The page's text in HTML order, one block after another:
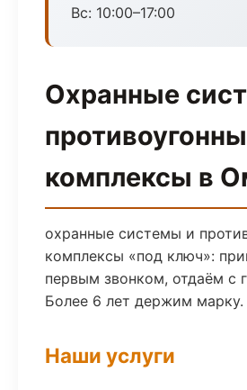
Вс: 10:00–17:00
Охранные
комплексы в
охранные системы и
комплексы «под ключ»:
первым звонком, отдаём с
Более 6 лет держим марку.
Наши услуги